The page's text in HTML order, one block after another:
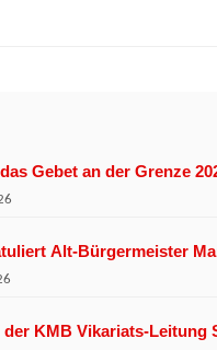
Gebet an der Grenze
Alt-Bürgermeister
der KMB Vikariats-Leitung